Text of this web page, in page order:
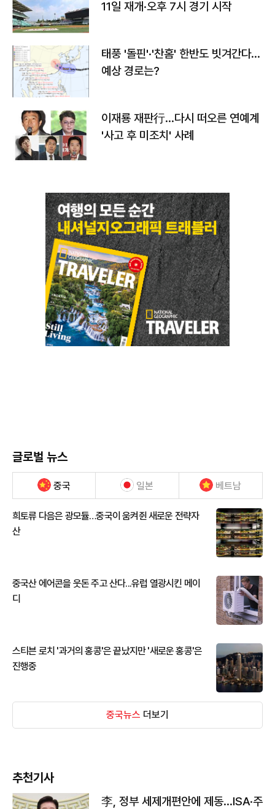
11일 재개·오후 7시 경기 시작
태풍 '돌핀'·'찬홈' 한반도 빗겨간다…
예상 경로는?
이재룡 재판行…다시 떠오른 연예계
'사고 후 미조치' 사례
글로벌 뉴스
중국 일본 베트남
희토류 다음은 광모듈…중국이 움켜쥔 새로운 전략자
산
중국산 에어콘을 웃돈 주고 산다...유럽 열광시킨 메이
디
스티븐 로치 '과거의 홍콩'은 끝났지만 '새로운 홍콩'은
진행중
중국뉴스 더보기
추천기사
李, 정부 세제개편안에 제동…ISA·주